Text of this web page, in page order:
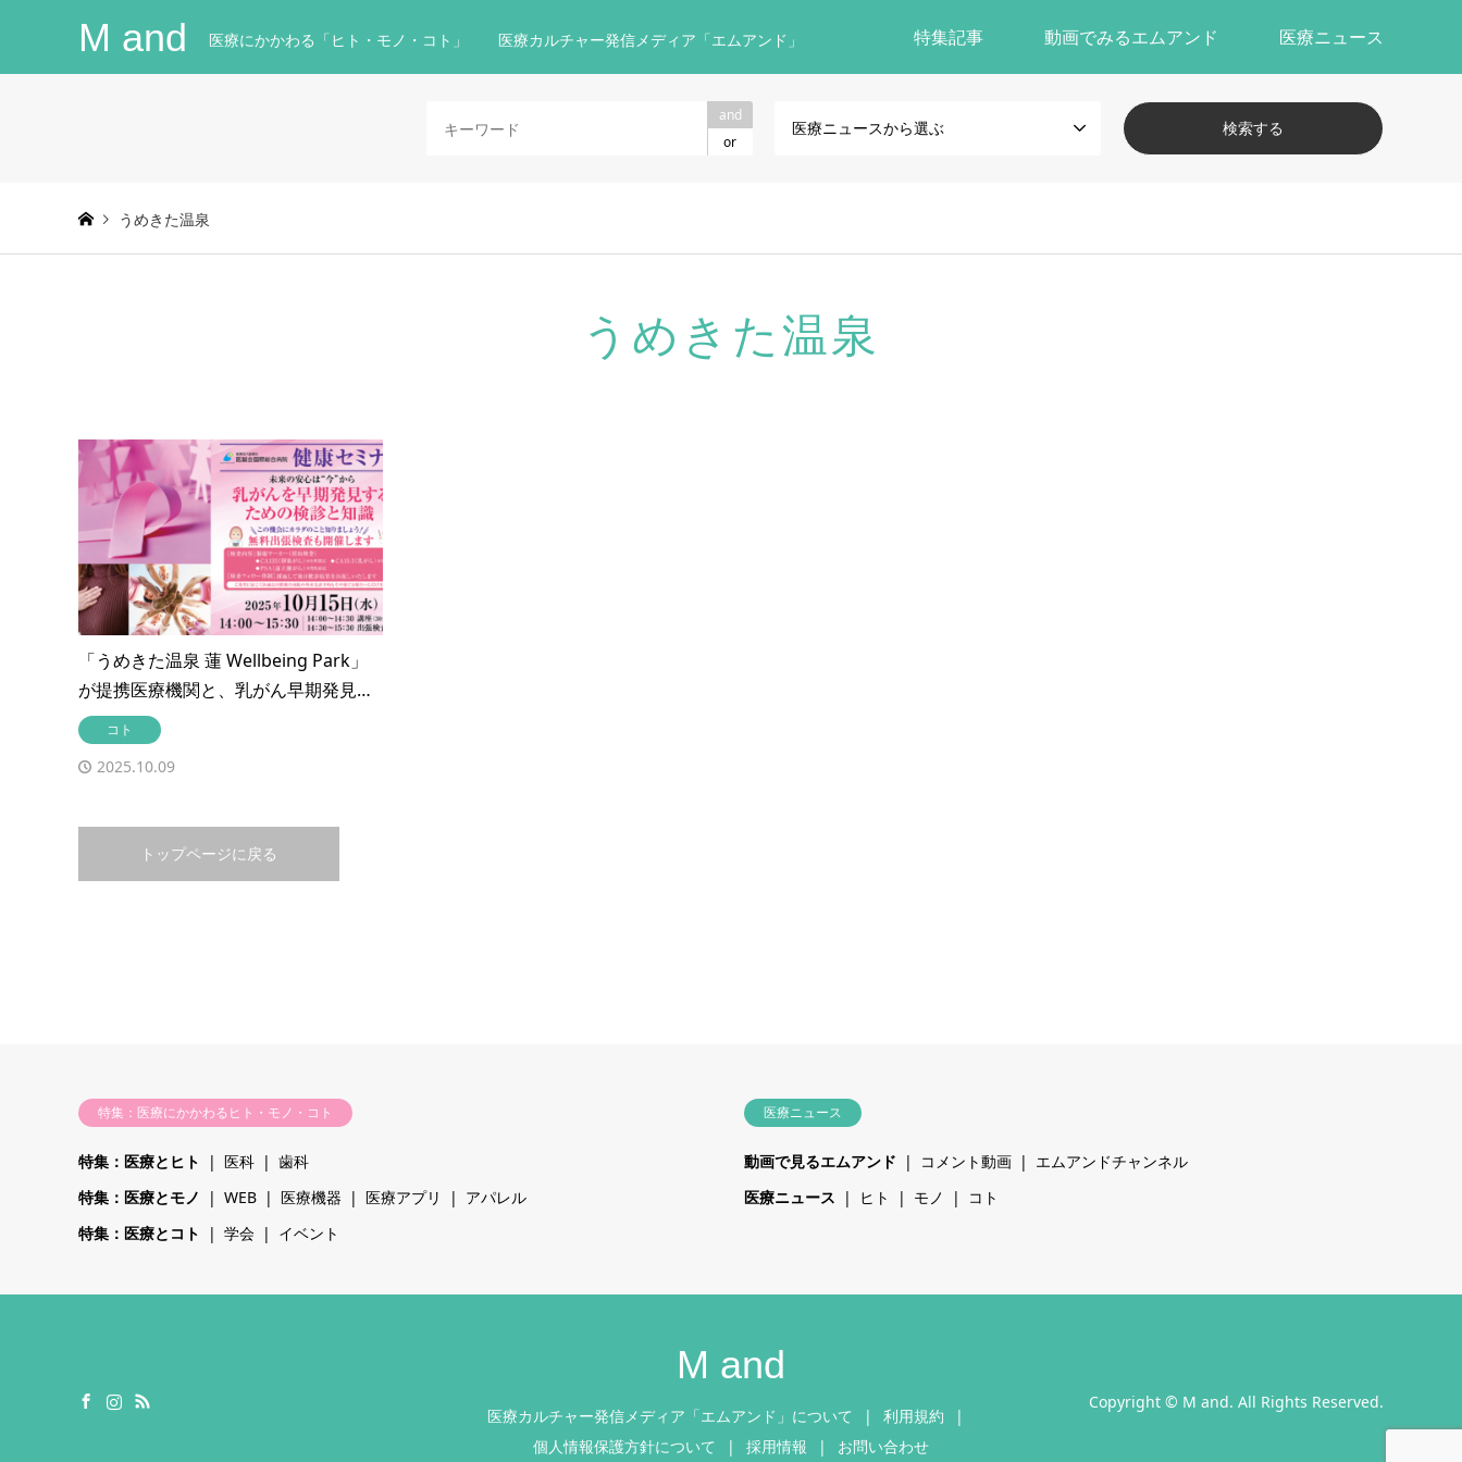
M and 医療にかかわる「ヒト・モノ・コト」 医療カルチャー発信メディア「エムアンド」 特集記事 動画でみるエムアンド 医療ニュース
and
or
医療ニュースから選ぶ
うめきた温泉
うめきた温泉
「うめきた温泉 蓮 Wellbeing Park」
が提携医療機関と、乳がん早期発見…
コト
2025.10.09
トップページに戻る
特集：医療にかかわるヒト・モノ・コト
特集：医療とヒト 医科
歯科
特集：医療とモノ
WEB 医療機器 医療アプリ
アパレル
特集：医療とコト
学会 イベント
医療ニュース
動画で見るエムアンド コメント動画
エムアンドチャンネル
医療ニュース
ヒト モノ コト
M and
医療カルチャー発信メディア「エムアンド」について
利用規約
個人情報保護方針について
採用情報 お問い合わせ
Copyright © M and. All Rights Reserved.